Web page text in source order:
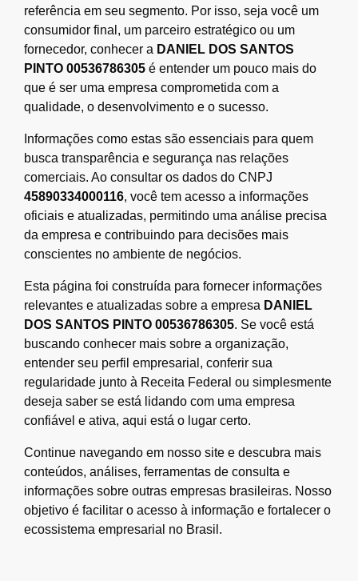
referência em seu segmento. Por isso, seja você um
consumidor final, um parceiro estratégico ou um
fornecedor, conhecer a DANIEL DOS SANTOS
PINTO 00536786305 é entender um pouco mais do
que é ser uma empresa comprometida com a
qualidade, o desenvolvimento e o sucesso.
Informações como estas são essenciais para quem
busca transparência e segurança nas relações
comerciais. Ao consultar os dados do CNPJ
45890334000116, você tem acesso a informações
oficiais e atualizadas, permitindo uma análise precisa
da empresa e contribuindo para decisões mais
conscientes no ambiente de negócios.
Esta página foi construída para fornecer informações
relevantes e atualizadas sobre a empresa DANIEL
DOS SANTOS PINTO 00536786305. Se você está
buscando conhecer mais sobre a organização,
entender seu perfil empresarial, conferir sua
regularidade junto à Receita Federal ou simplesmente
deseja saber se está lidando com uma empresa
confiável e ativa, aqui está o lugar certo.
Continue navegando em nosso site e descubra mais
conteúdos, análises, ferramentas de consulta e
informações sobre outras empresas brasileiras. Nosso
objetivo é facilitar o acesso à informação e fortalecer o
ecossistema empresarial no Brasil.